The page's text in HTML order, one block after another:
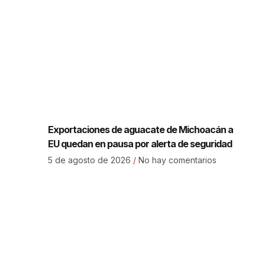
Exportaciones de aguacate de Michoacán a
EU quedan en pausa por alerta de seguridad
5 de agosto de 2026 No hay comentarios